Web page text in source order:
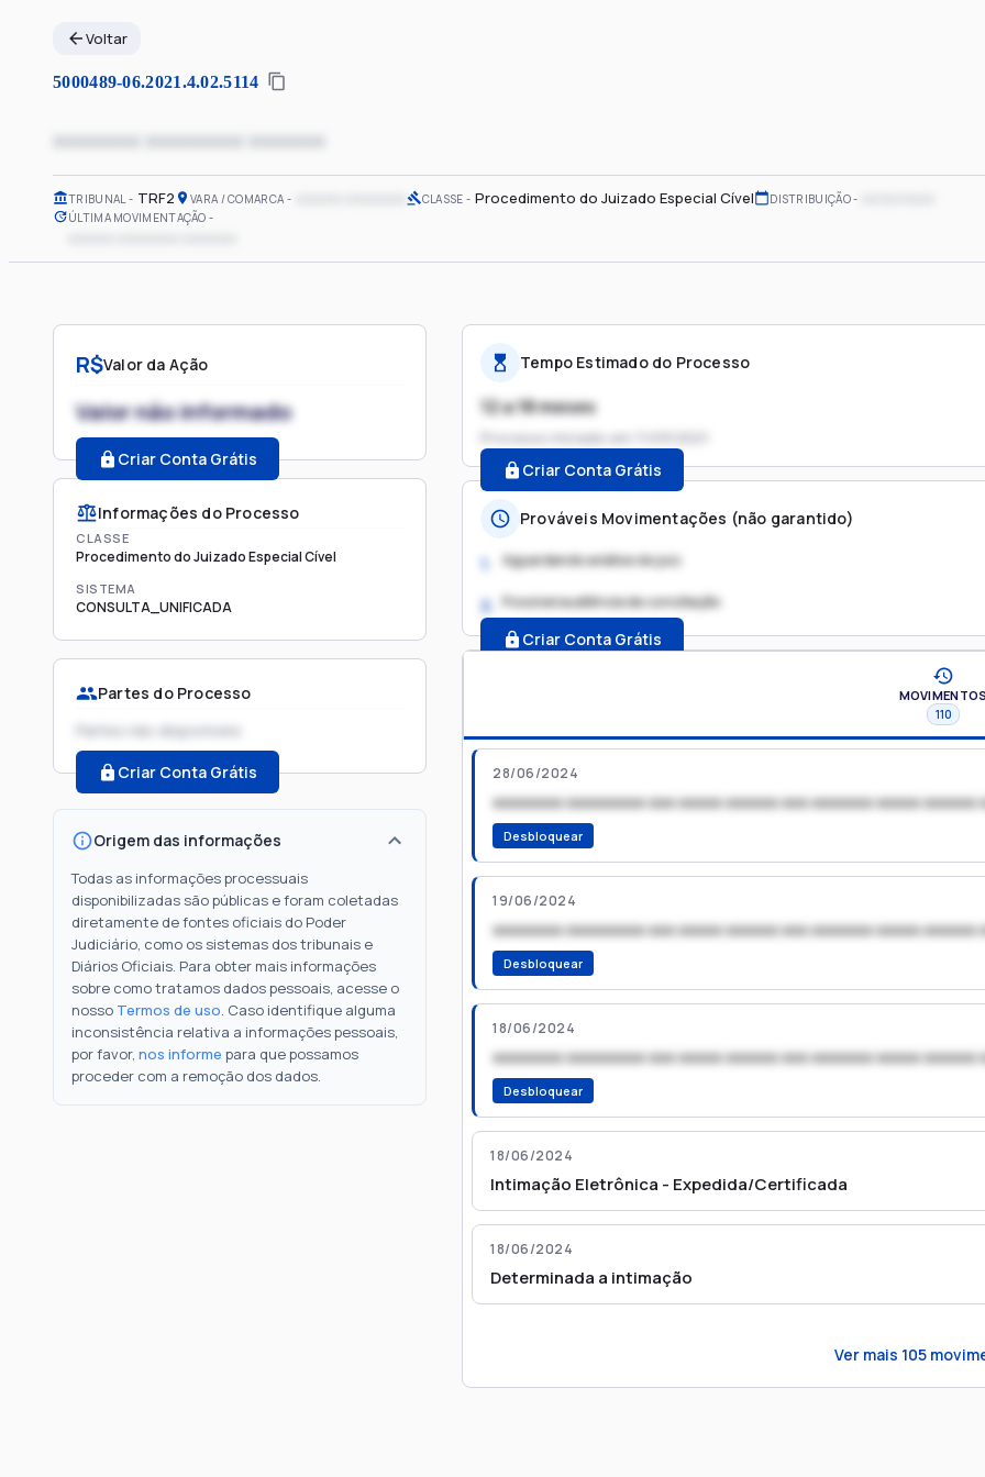
Voltar
5000489-06.2021.4.02.5114
xxxxxxxx xxxxxxxxx xxxxxxx
TRIBUNAL TRF2 VARA / COMARCA CLASSE Procedimento do Juizado Especial Cível DISTRIBUIÇÃO
ÚLTIMA MOVIMENTAÇÃO
R$Valor da Ação
Valor não informado
Criar Conta Grátis
Informações do Processo
CLASSE
Procedimento do Juizado Especial Cível
SISTEMA
CONSULTA_UNIFICADA
Partes do Processo
Partes não disponíveis
Criar Conta Grátis
Origem das informações
Todas as informações processuais
disponibilizadas são públicas e foram coletadas
diretamente de fontes oficiais do Poder
Judiciário, como os sistemas dos tribunais e
Diários Oficiais. Para obter mais informações
sobre como tratamos dados pessoais, acesse o
nosso Termos de uso. Caso identifique alguma
inconsistência relativa a informações pessoais,
por favor, nos informe para que possamos
proceder com a remoção dos dados.
Tempo Estimado do Processo
12 a 18 meses
Processo iniciado em
Criar Conta Grátis
Prováveis Movimentações (não garantido)
1. Aguardando análise do juiz
2. Possível audiência de conciliação
Criar Conta Grátis
MOVIMENTOS
110
28/06/2024
xxxxxxxx xxxxxxxxx xxx xxxxx xxxxxx xxx xxxxxxx xxxxx xxxxxx
Desbloquear
19/06/2024
xxxxxxxx xxxxxxxxx xxx xxxxx xxxxxx xxx xxxxxxx xxxxx xxxxxx
Desbloquear
18/06/2024
xxxxxxxx xxxxxxxxx xxx xxxxx xxxxxx xxx xxxxxxx xxxxx xxxxxx
Desbloquear
18/06/2024
Intimação Eletrônica - Expedida/Certificada
18/06/2024
Determinada a intimação
Ver mais 105